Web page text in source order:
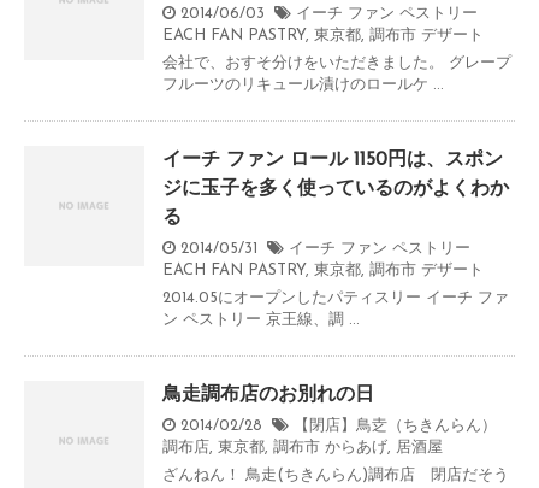
2014/06/03
イーチ ファン ペストリー
EACH FAN PASTRY, 東京都, 調布市 デザート
会社で、おすそ分けをいただきました。 グレープ
フルーツのリキュール漬けのロールケ ...
イーチ ファン ロール 1150円は、スポン
ジに玉子を多く使っているのがよくわか
る
2014/05/31
イーチ ファン ペストリー
EACH FAN PASTRY, 東京都, 調布市 デザート
2014.05にオープンしたパティスリー イーチ ファ
ン ペストリー 京王線、調 ...
鳥走調布店のお別れの日
2014/02/28
【閉店】鳥赱（ちきんらん）
調布店, 東京都, 調布市 からあげ, 居酒屋
ざんねん！ 鳥走(ちきんらん)調布店 閉店だそう